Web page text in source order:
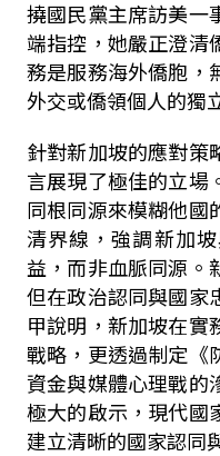
撓國民黨主席訪美一
端指控，她嚴正澄清
務是服務海外僑胞，
外交或僑領個人的獨
針對新加坡的應對策
言展現了極佳的立場
同根同源來模糊他國
清界線，強調新加
益，而非血脈同源。
但在政治認同與國家
甲說明，新加坡在實
戰略，更透過制定《
資金與媒體心理戰的
極大的啟示，現代國
建立清晰的國家認同